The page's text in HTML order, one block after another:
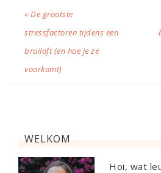
« De grootste
stressfactoren tijdens een
bruiloft (en hoe je ze
voorkomt)
WELKOM
Hoi, wat